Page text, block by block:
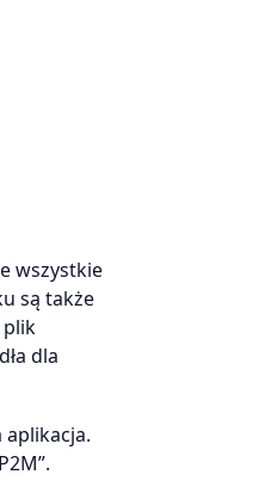
wszystkie
są także
plik
dla